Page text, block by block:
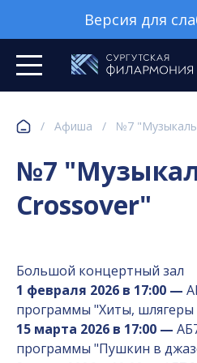
Версия для
/ Афиша / №7
№7
Crossover"
Большой концертный зал
1 февраля 2026 в 17:00 —
программы "Хиты, шлягеры
15 марта 2026 в 17:00 —
программы "Пушкин в